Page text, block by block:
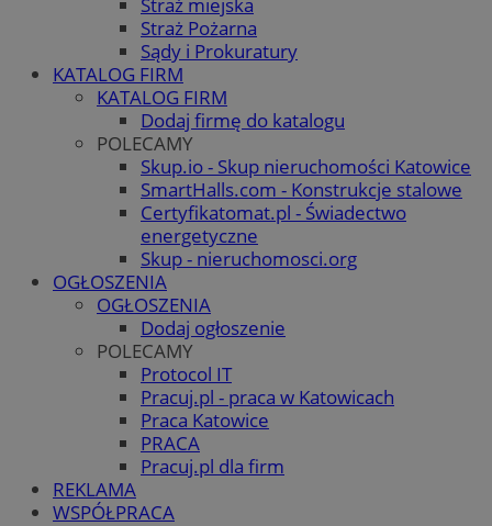
Straż Pożarna
Sądy i Prokuratury
KATALOG FIRM
KATALOG FIRM
Dodaj firmę do katalogu
POLECAMY
Skup.io - Skup nieruchomości Katowice
SmartHalls.com - Konstrukcje stalowe
Certyfikatomat.pl - Świadectwo
energetyczne
Skup - nieruchomosci.org
OGŁOSZENIA
OGŁOSZENIA
Dodaj ogłoszenie
POLECAMY
Protocol IT
Pracuj.pl - praca w Katowicach
Praca Katowice
PRACA
Pracuj.pl dla firm
REKLAMA
WSPÓŁPRACA